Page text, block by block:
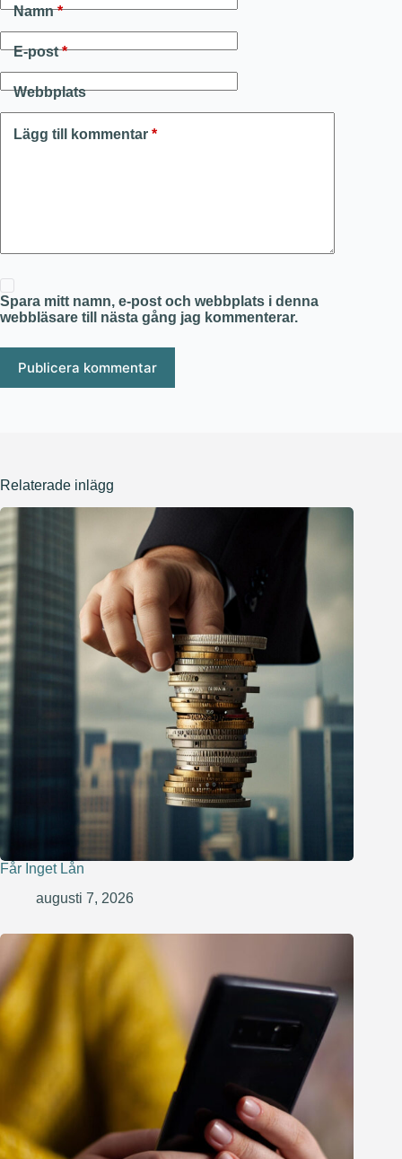
Namn*
E-post*
Webbplats
Lägg till kommentar *
Spara mitt namn, e-post och webbplats i denna
webbläsare till nästa gång jag kommenterar.
Publicera kommentar
Relaterade inlägg
Får Inget Lån
augusti 7, 2026